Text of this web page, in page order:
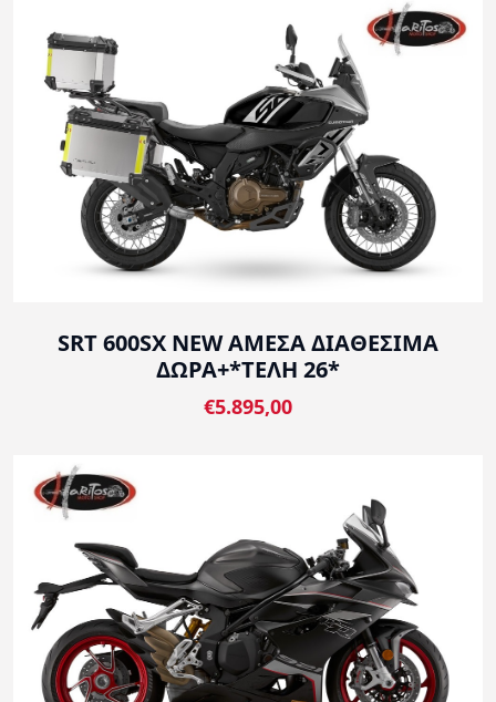
SRT 600SX NEW ΑΜΕΣΑ ΔΙΑΘΕΣΙΜΑ
ΔΩΡΑ+*ΤΕΛΗ 26*
€5.895,00